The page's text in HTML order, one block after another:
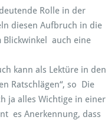
Rolle in der
diesen Aufbruch in die
auch eine
kann als Lektüre in den
Ratschlägen“, so Die
ja alles Wichtige in einer
es Anerkennung, dass